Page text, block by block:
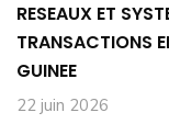
RESEAUX ET
TRANSACTIONS
GUINEE
22 juin 2026